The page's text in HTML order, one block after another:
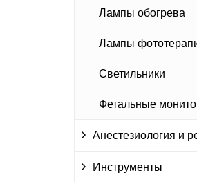
Лампы обогрева
Лампы
Светильники
Фетальные
Анестезиология и
Инструменты